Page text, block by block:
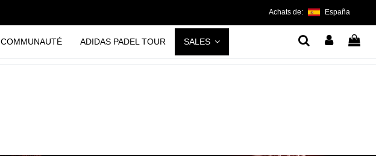
Achats de: España
COMMUNAUTÉ ADIDAS PADEL TOUR SALES